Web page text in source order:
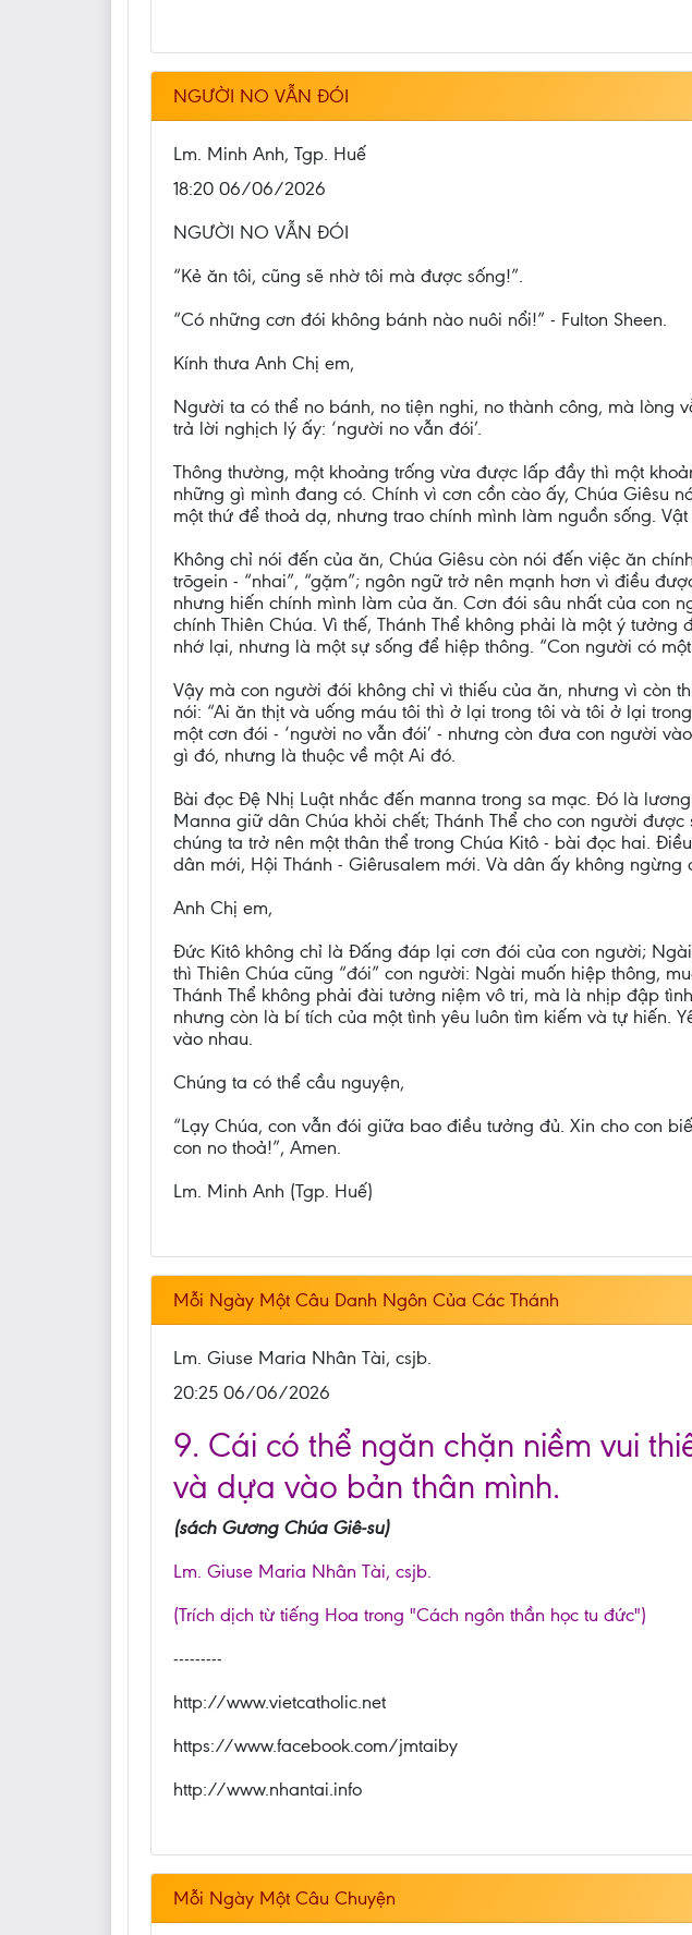
NGƯỜI NO VẪN ĐÓI
Lm. Minh Anh, Tgp. Huế
18:20 06/06/2026
NGƯỜI NO VẪN ĐÓI
“Kẻ ăn tôi, cũng sẽ nhờ tôi mà được sống!”.
“Có những cơn đói không bánh nào nuôi nổi!” - Fulton Sheen.
Kính thưa Anh Chị em,
Người ta có thể no bánh, no tiện nghi, no thành công, mà lòng
trả lời nghịch lý ấy: ‘người no vẫn đói’.
Thông thường, một khoảng trống vừa được lấp đầy thì một
những gì mình đang có. Chính vì cơn cồn cào ấy, Chúa Giêsu
một thứ để thoả dạ, nhưng trao chính mình làm nguồn sống.
Không chỉ nói đến của ăn, Chúa Giêsu còn nói đến việc ăn
trōgein - “nhai”, “gặm”; ngôn ngữ trở nên mạnh hơn vì điều
nhưng hiến chính mình làm của ăn. Cơn đói sâu nhất của con
chính Thiên Chúa. Vì thế, Thánh Thể không phải là một ý
nhớ lại, nhưng là một sự sống để hiệp thông. “Con người có
Vậy mà con người đói không chỉ vì thiếu của ăn, nhưng vì còn
nói: “Ai ăn thịt và uống máu tôi thì ở lại trong tôi và tôi ở lại
một cơn đói - ‘người no vẫn đói’ - nhưng còn đưa con người
gì đó, nhưng là thuộc về một Ai đó.
Bài đọc Đệ Nhị Luật nhắc đến manna trong sa mạc. Đó là
Manna giữ dân Chúa khỏi chết; Thánh Thể cho con người
chúng ta trở nên một thân thể trong Chúa Kitô - bài đọc hai.
dân mới, Hội Thánh - Giêrusalem mới. Và dân ấy không
Anh Chị em,
Đức Kitô không chỉ là Đấng đáp lại cơn đói của con người;
thì Thiên Chúa cũng “đói” con người: Ngài muốn hiệp thông,
Thánh Thể không phải đài tưởng niệm vô tri, mà là nhịp đập
nhưng còn là bí tích của một tình yêu luôn tìm kiếm và tự hiến.
vào nhau.
Chúng ta có thể cầu nguyện,
“Lạy Chúa, con vẫn đói giữa bao điều tưởng đủ. Xin cho con
con no thoả!”, Amen.
Lm. Minh Anh (Tgp. Huế)
Mỗi Ngày Một Câu Danh Ngôn Của Các Thánh
Lm. Giuse Maria Nhân Tài, csjb.
20:25 06/06/2026
9. Cái có thể ngăn chặn niềm vui
và dựa vào bản thân mình.
(sách Gương Chúa Giê-su)
Lm. Giuse Maria Nhân Tài, csjb.
(Trích dịch từ tiếng Hoa trong "Cách ngôn thần học tu đức")
---------
http://www.vietcatholic.net
https://www.facebook.com/jmtaiby
http://www.nhantai.info
Mỗi Ngày Một Câu Chuyện